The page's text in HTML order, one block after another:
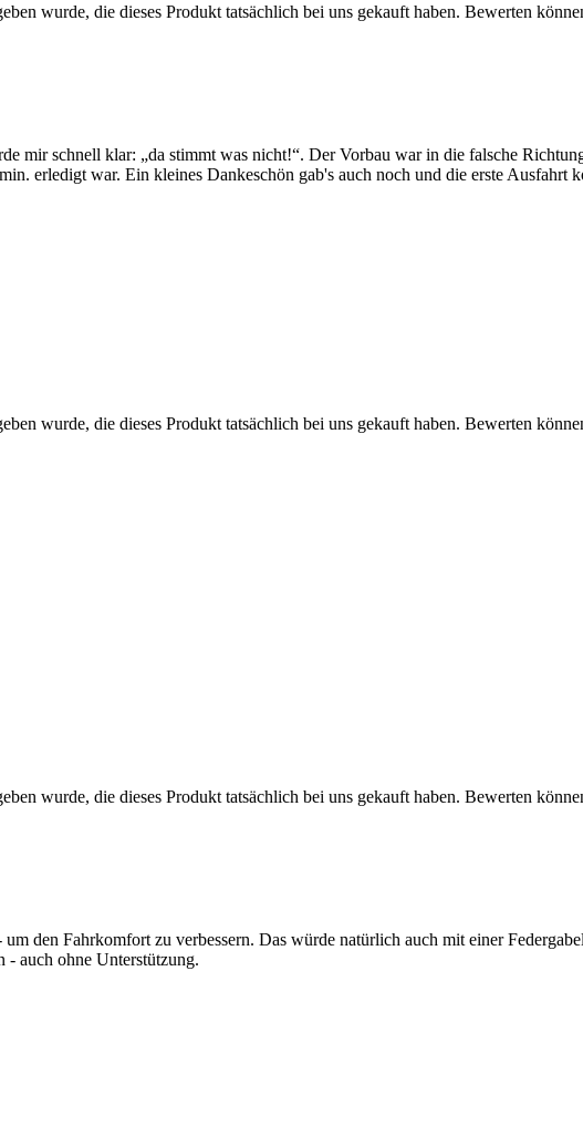
wurde, die dieses Produkt tatsächlich bei uns gekauft haben. Bewerten
mir schnell klar: „da stimmt was nicht!“. Der Vorbau war in die falsche
erledigt war. Ein kleines Dankeschön gab's auch noch und die erste Ausfahrt
wurde, die dieses Produkt tatsächlich bei uns gekauft haben. Bewerten
wurde, die dieses Produkt tatsächlich bei uns gekauft haben. Bewerten
den Fahrkomfort zu verbessern. Das würde natürlich auch mit einer
- auch ohne Unterstützung.